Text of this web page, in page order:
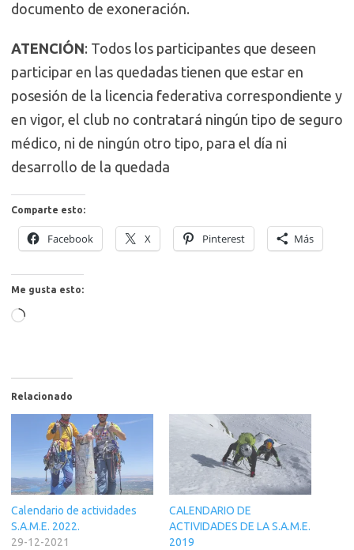
documento de exoneración.
ATENCIÓN: Todos los participantes que deseen
participar en las quedadas tienen que estar en
posesión de la licencia federativa correspondiente y
en vigor, el club no contratará ningún tipo de seguro
médico, ni de ningún otro tipo, para el día ni
desarrollo de la quedada
Comparte esto:
Facebook X Pinterest Más
Me gusta esto:
Cargando...
Relacionado
Calendario de actividades
S.A.M.E. 2022.
29-12-2021
CALENDARIO DE
ACTIVIDADES DE LA S.A.M.E.
2019